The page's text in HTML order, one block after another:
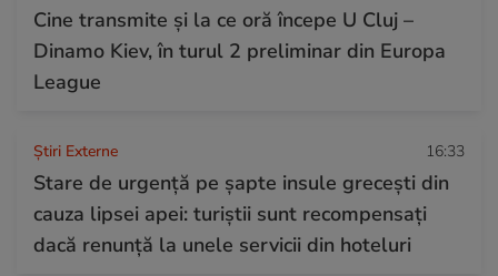
Cine transmite și la ce oră începe U Cluj –
Dinamo Kiev, în turul 2 preliminar din Europa
League
Știri Externe 16:33
Stare de urgență pe șapte insule grecești din
cauza lipsei apei: turiștii sunt recompensați
dacă renunță la unele servicii din hoteluri